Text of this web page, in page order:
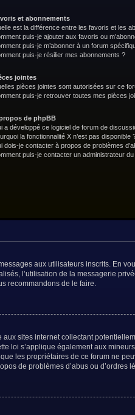
et abonnements
est la différence entre les favoris et les
puis-je ajouter aux favoris ou
puis-je m’abonner à un forum
puis-je résilier mes abonnements ?
jointes
pièces jointes sont autorisées sur ce
puis-je retrouver toutes mes pièces
de phpBB
a développé ce logiciel de forum de
la fonctionnalité X n’est pas disponible
dois-je contacter à propos de problèmes
puis-je contacter un administrateur
aux utilisateurs inscrits. En
l’utilisation de la messagerie
recommandons de le faire.
sites internet collectant
loi s’applique également aux
les propriétaires de ce forum ne
de problèmes d’abus ou d’ordres